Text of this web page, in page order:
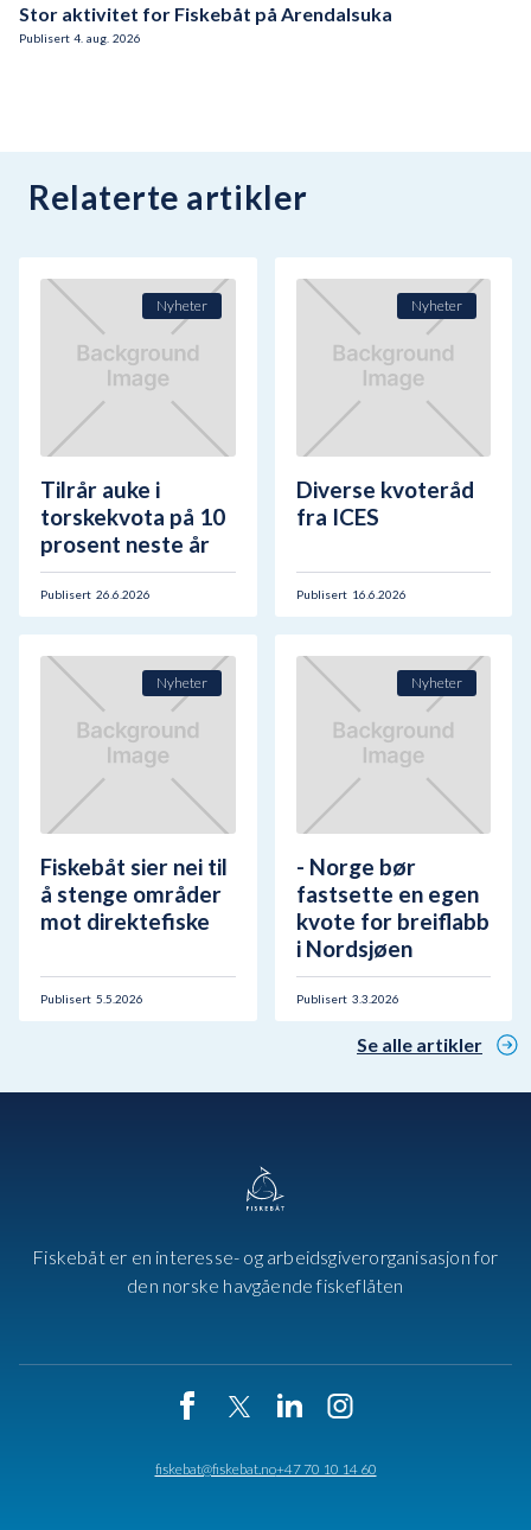
Stor aktivitet for Fiskebåt på Arendalsuka
Publisert 4 aug. 2026
Relaterte artikler
Nyheter
Tilrår auke i
torskekvota på 10
prosent neste år
Publisert 26.6.2026
Nyheter
Diverse kvoteråd
fra ICES
Publisert 16.6.2026
Nyheter
Fiskebåt sier nei til
å stenge områder
mot direktefiske
Publisert 5.5.2026
Nyheter
- Norge bør
fastsette en egen
kvote for breiflabb
i Nordsjøen
Publisert 3.3.2026
Se alle artikler
Fiskebåt er en interesse- og arbeidsgiverorganisasjon for
den norske havgående fiskeflåten
fiskebat@fiskebat.no+47 70 10 14 60